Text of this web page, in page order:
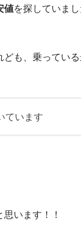
値を探していま
も、乗ってい
ています
います！！